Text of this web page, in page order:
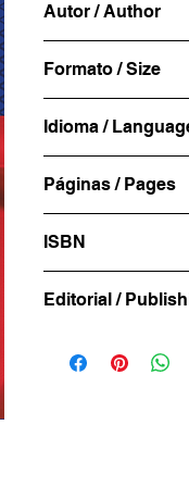
Autor / Author
en 1989. Es
años de
Comunicación en
Norte. Fue
Televisa Deportes
Formato / Size
Idioma /
Páginas / Pages
ISBN
Editorial /